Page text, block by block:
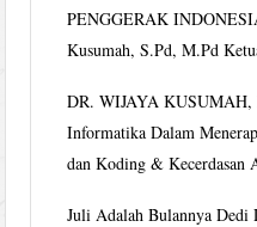
PENGGERAK
Kusumah, S.Pd, M.Pd
DR. WIJAYA KUSUMAH,
Informatika Dalam
dan Koding &
Juli Adalah Bulannya Dedi